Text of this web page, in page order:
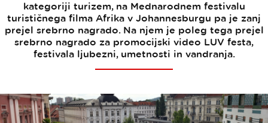
kategoriji turizem, na Mednarodnem festivalu
turističnega filma Afrika v Johannesburgu pa je zanj
prejel srebrno nagrado. Na njem je poleg tega prejel
srebrno nagrado za promocijski video LUV festa,
festivala ljubezni, umetnosti in vandranja.